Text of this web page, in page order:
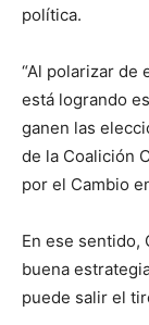
política.
“Al polarizar de
está logrando
ganen las
de la Coalición
por el Cambio
En ese sentido,
buena
puede salir el